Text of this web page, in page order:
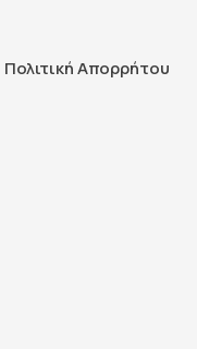
Πολιτική Απορρήτου